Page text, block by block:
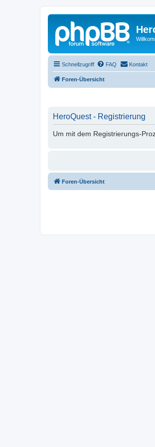
Schnellzugriff FAQ Kontakt
Foren-Übersicht
HeroQuest - Registrierung
Um mit dem Registrierungs-
Foren-Übersicht